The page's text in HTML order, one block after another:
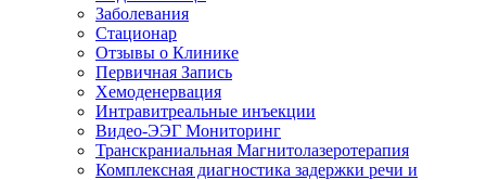
Заболевания
Стационар
Отзывы о Клинике
Первичная Запись
Хемоденервация
Интравитреальные инъекции
Видео-ЭЭГ Мониторинг
Транскраниальная Магнитолазеротерапия
Комплексная диагностика задержки речи и